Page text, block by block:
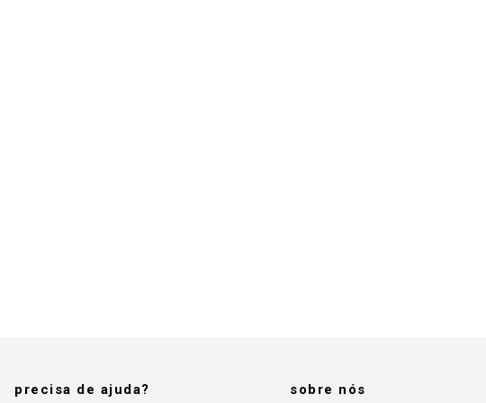
precisa de ajuda? sobre nós